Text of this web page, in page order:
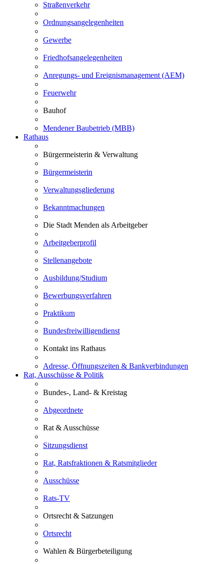
Straßenverkehr
Ordnungsangelegenheiten
Gewerbe
Friedhofsangelegenheiten
Anregungs- und Ereignismanagement (AEM)
Feuerwehr
Bauhof
Mendener Baubetrieb (MBB)
Rathaus
Bürgermeisterin & Verwaltung
Bürgermeisterin
Verwaltungsgliederung
Bekanntmachungen
Die Stadt Menden als Arbeitgeber
Arbeitgeberprofil
Stellenangebote
Ausbildung/Studium
Bewerbungsverfahren
Praktikum
Bundesfreiwilligendienst
Kontakt ins Rathaus
Adresse, Öffnungszeiten & Bankverbindungen
Rat, Ausschüsse & Politik
Bundes-, Land- & Kreistag
Abgeordnete
Rat & Ausschüsse
Sitzungsdienst
Rat, Ratsfraktionen & Ratsmitglieder
Ausschüsse
Rats-TV
Ortsrecht & Satzungen
Ortsrecht
Wahlen & Bürgerbeteiligung